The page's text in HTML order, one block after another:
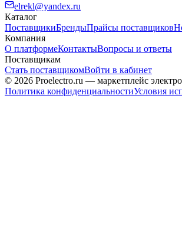
elrekl@yandex.ru
Каталог
ПоставщикиБрендыПрайсы поставщиков
Компания
О платформеКонтактыВопросы и ответы
Поставщикам
Стать поставщикомВойти в кабинет
© 2026 Proelectro.ru — маркетплейс
Политика конфиденциальностиУсловия